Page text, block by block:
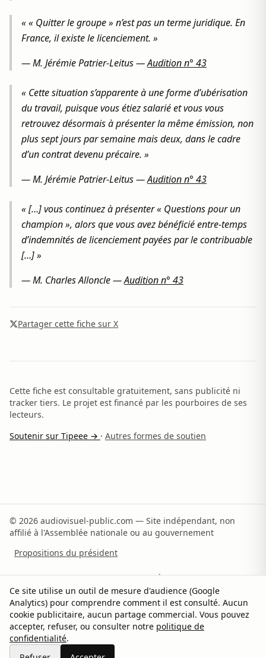
« « Quitter le groupe » n’est pas un terme juridique. En
France, il existe le licenciement. »
—M. Jérémie Patrier-Leitus—Audition n° 43
« Cette situation s’apparente à une forme d’ubérisation
du travail, puisque vous étiez salarié et vous vous
retrouvez désormais à présenter la même émission, non
plus sept jours par semaine mais deux, dans le cadre
d’un contrat devenu précaire. »
—M. Jérémie Patrier-Leitus—Audition n° 43
« […] vous continuez à présenter « Questions pour un
champion », alors que vous avez bénéficié entre-temps
d’indemnités de licenciement payées par le contribuable
[…] »
—M. Charles Alloncle—Audition n° 43
Partager cette fiche sur X
Cette fiche est consultable gratuitement, sans publicité ni
tracker tiers. Le projet est financé par les pourboires de ses
lecteurs.
Soutenir sur Tipeee → · Autres formes de soutien
© 2026 audiovisuel-public.com — Site indépendant, non
affilié à l'Assemblée nationale ou au gouvernement
Propositions du président
Recommandations du rapporteur À propos
Méthodologie Sources Contact Soutenir
Confidentialité Gérer les cookies
Ce site utilise un outil de mesure d'audience (Google
Analytics) pour comprendre comment il est consulté. Aucun
cookie publicitaire, aucun partage commercial. Vous pouvez
accepter, refuser, ou consulter notre politique de
confidentialité.